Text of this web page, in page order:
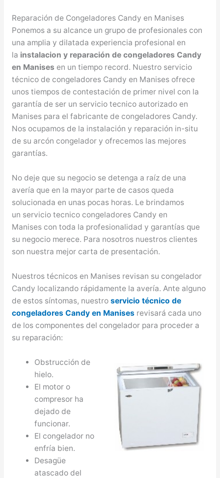
Reparación de Congeladores Candy en Manises
Ponemos a su alcance un grupo de profesionales con
una amplia y dilatada experiencia profesional en
la instalacion y reparación de congeladores Candy
en Manises en un tiempo record. Nuestro servicio
técnico de congeladores Candy en Manises ofrece
unos tiempos de contestación de primer nivel con la
garantía de ser un servicio tecnico autorizado en
Manises para el fabricante de congeladores Candy.
Nos ocupamos de la instalación y reparación in-situ
de su arcón congelador y ofrecemos las mejores
garantías.
No deje que su negocio se detenga a raíz de una
avería que en la mayor parte de casos queda
solucionada en unas pocas horas. Le brindamos
un servicio tecnico congeladores Candy en
Manises con toda la profesionalidad y garantías que
su negocio merece. Para nosotros nuestros clientes
son nuestra mejor carta de presentación.
Nuestros técnicos en Manises revisan su congelador
Candy localizando rápidamente la avería. Ante alguno
de estos síntomas, nuestro servicio técnico de
congeladores Candy en Manisesrevisará cada uno
de los componentes del congelador para proceder a
su reparación:
Obstrucción de
hielo.
El motor o
compresor ha
dejado de
funcionar.
El congelador no
enfría bien.
Desagüe
atascado del